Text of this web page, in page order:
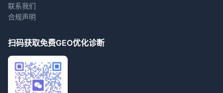
联系我们
合规声明
扫码获取免费GEO优化诊断